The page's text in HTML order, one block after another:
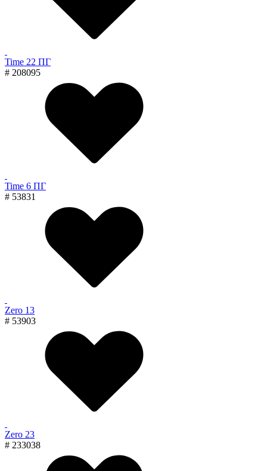
Time 22 ПГ
# 208095
Time 6 ПГ
# 53831
Zero 13
# 53903
Zero 23
# 233038